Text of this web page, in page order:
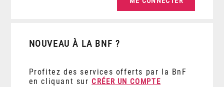
NOUVEAU À LA BNF ?
Profitez des services offerts par la BnF
en cliquant sur CRÉER UN COMPTE